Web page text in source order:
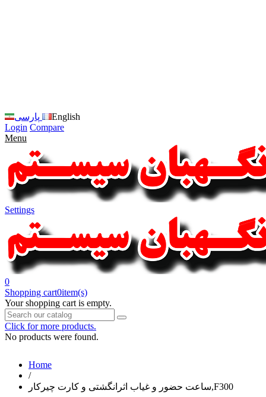
پارسی
English
Login Compare
Menu
Settings
0
Shopping cart0item(s)
Your shopping cart is empty.
Click for more products.
No products were found.
Home
/
ساعت حضور و غیاب اثرانگشتی و کارت چیرکار,F300